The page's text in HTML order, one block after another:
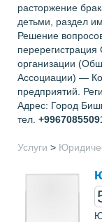
расторжение
детьми, раздел
Решение
организации
Ассоциации) —
предприятий.
Адрес: Город
тел.
Услуги >